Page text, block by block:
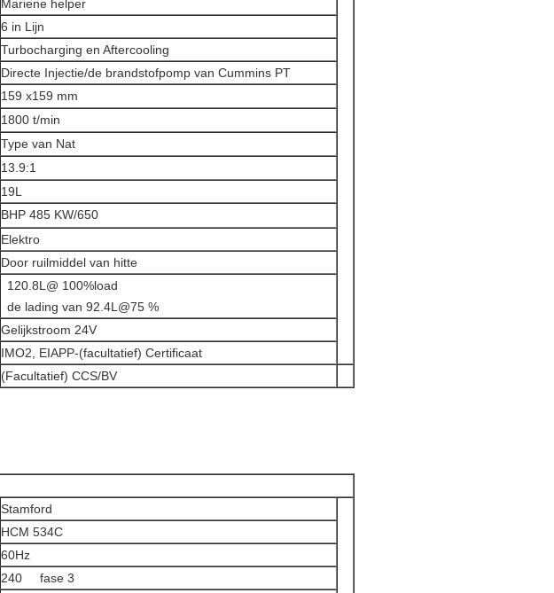
Mariene helper
6 in Lijn
Turbocharging en Aftercooling
Directe Injectie/de brandstofpomp van Cummins PT
159 x159 mm
1800 t/min
Type van Nat
13.9:1
19L
BHP 485 KW/650
Elektro
Door ruilmiddel van hitte
120.8L@ 100%load
de lading van 92.4L@75 %
Gelijkstroom 24V
IMO2, EIAPP-(facultatief) Certificaat
(Facultatief) CCS/BV
Stamford
HCM 534C
60Hz
240 fase 3